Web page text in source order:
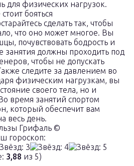
для физических нагрузок.
бояться
сделать так, чтобы
что оно может многое. Вы
почувствовать бодрость и
занятия должны проходить под
чтобы не допускать
следите за давлением во
физическим нагрузкам, вы
своего тела, но и
время занятий спортом
который обеспечит вам
весь день.
Грифаль ©
гороскоп:
3,88 из 5)